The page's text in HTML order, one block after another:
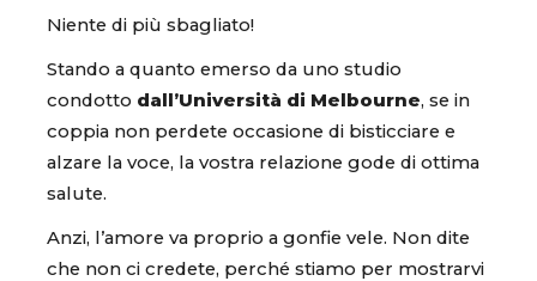
Niente di più sbagliato!
Stando a quanto emerso da uno studio
condotto dall’Università di Melbourne, se in
coppia non perdete occasione di bisticciare e
alzare la voce, la vostra relazione gode di ottima
salute.
Anzi, l’amore va proprio a gonfie vele. Non dite
che non ci credete, perché stiamo per mostrarvi